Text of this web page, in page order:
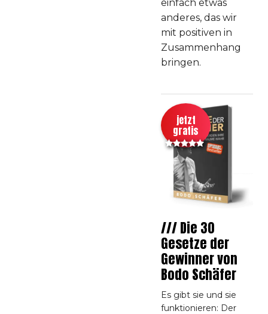
einfach etwas
anderes, das wir
mit positiven in
Zusammenhang
bringen.
jetzt
gratis
/// Die 30
Gesetze der
Gewinner von
Bodo Schäfer
Es gibt sie und sie
funktionieren: Der